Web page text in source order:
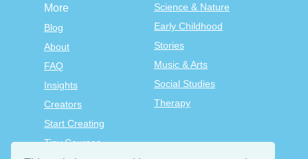
Science & Nature
Early Childhood
Stories
Music & Arts
Social Studies
Therapy
More
Blog
About
FAQ
Insights
Creators
Start Creating
Tiny Courses